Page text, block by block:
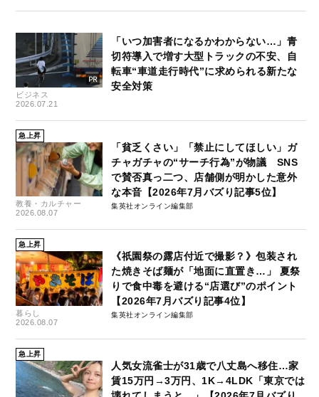
ビジネス
2026.07.21
「いつ加害者になるかわからない…」青
切符導入で増す大型トラックの不安、自
転車“車道走行時代”に求められる新たな
安全対策
急上昇
教養・カルチャー
2026.08.07
「貧乏くさい」「禁止にしてほしい」ガ
チャガチャの“サーチ行為”が物議 SNS
で賛否真っ二つ、店舗側が明かした意外
な本音【2026年7月バズり記事5位】
集英社オンライン編集部
急上昇
暮らし
2026.08.07
《祇園祭の露店付近で撮影？》包装され
た焼きそば麺が「地面に直置き…」 夏祭
りで食中毒を避ける“店選び”のポイント
【2026年7月バズり記事4位】
集英社オンライン編集部
急上昇
人気女流雀士が31歳で八丈島へ移住…家
賃15万円→3万円、1K→4LDK「東京では